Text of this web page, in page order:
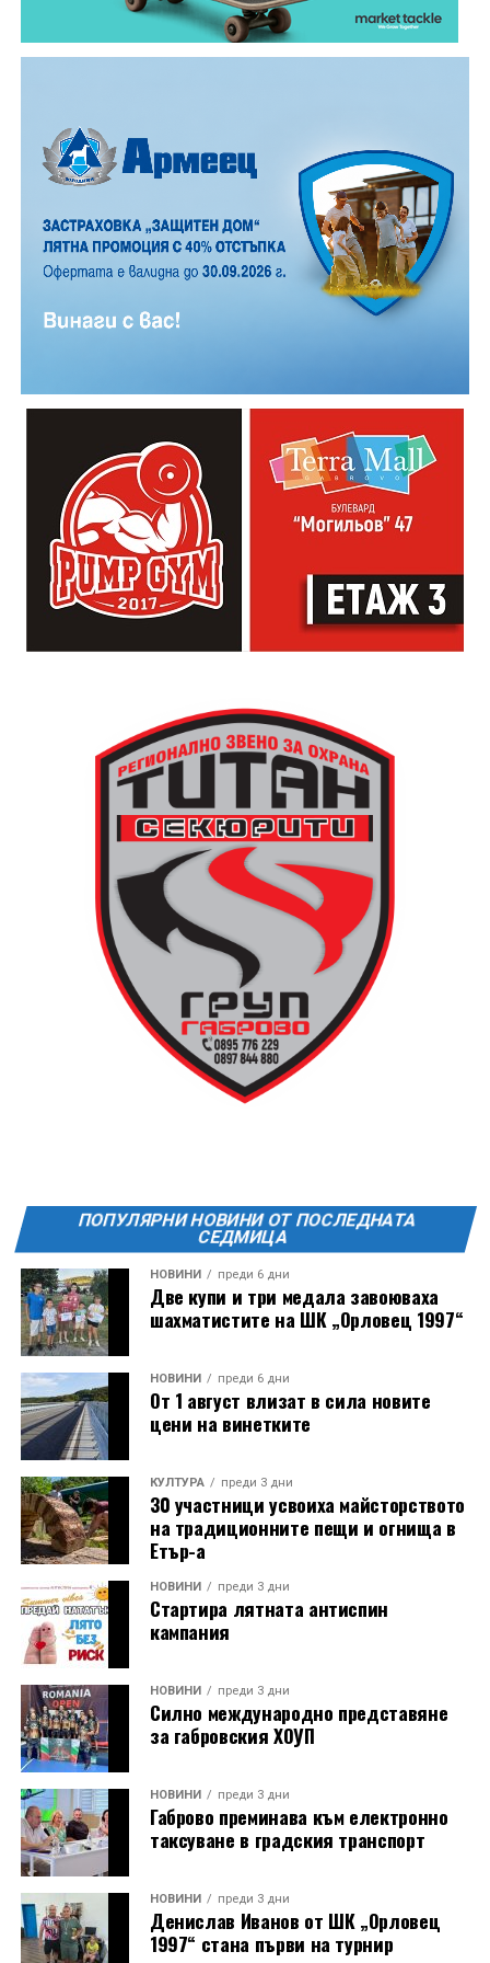
12 АВГУСТ (сряда)
19:00ч. „Книга за книга“ – донеси книга, вземи си
друга, обсъди заглавия и автори с други читатели
20:00ч. Концерт на група МОЛЕЦ, GoGo,
Zov&Vakavliev, Toria
21:30ч. Коктейли и музика
13 АВГУСТ (четвъртък)
19:00ч Групова тренировка с Йоанна Петрова от
20:00ч. Куиз вечер за обща култура
21:30ч. Прожекция на филма “Брънч за начинаещи”
Ще бъде хубаво – не някога и някъде, а тук и сега!
които свират на китара, да се включат – независимо
от професионалното им ниво. Събитието е различно
– то не е концерт, а споделено преживяване, в което
всеки участва по свой начин. Няма сцена или
официална програма, няма предварително обявени
изпълнители и разделение между публика и
артисти. Всеки е добре дошъл да пее, свири или
просто да преживее звездопад, изпълнен с музика,
падащи звезди и желания.
транспорт до местността Градище. Електрическият
автобус ще тръгне в 19:30 ч. от пл. „Възраждане“, а
обратно към града в 00:00 ч. – от паркинга до
поляната. Вземете със себе си връхна дреха и одеяло
или шалте! За повече информация тел. 0887907075.
ПОПУЛЯРНИ НОВИНИ ОТ ПОСЛЕДНАТА
СЕДМИЦА
НОВИНИ преди 6 дни
Две купи и три медала завоюваха
шахматистите на ШК „Орловец 1997“
НОВИНИ преди 6 дни
От 1 август влизат в сила новите
цени на винетките
КУЛТУРА преди 3 дни
30 участници усвоиха майсторството
на традиционните пещи и огнища в
Етър-а
НОВИНИ преди 3 дни
Стартира лятната антиспин
кампания
НОВИНИ преди 3 дни
Силно международно представяне
за габровския ХОУП
НОВИНИ преди 3 дни
Габрово преминава към електронно
таксуване в градския транспорт
НОВИНИ преди 3 дни
Денислав Иванов от ШК „Орловец
1997“ стана първи на турнир